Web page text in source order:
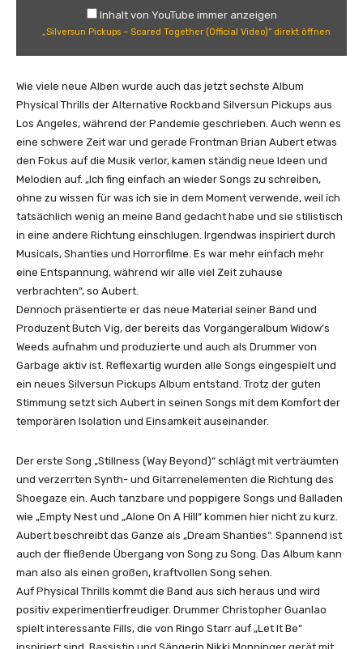
i
c
k
u
p
s
–
S
c
a
r
e
d
T
o
g
e
t
h
Inhalt von YouTube immer anzeigen
„Silversun Pickups – Scared Together (Official Video)“ direkt öffnen
Wie viele neue Alben wurde auch das jetzt sechste Album
Physical Thrills der Alternative Rockband Silversun Pickups aus
Los Angeles, während der Pandemie geschrieben. Auch wenn es
eine schwere Zeit war und gerade Frontman Brian Aubert etwas
den Fokus auf die Musik verlor, kamen ständig neue Ideen und
Melodien auf. „Ich fing einfach an wieder Songs zu schreiben,
ohne zu wissen für was ich sie in dem Moment verwende, weil ich
tatsächlich wenig an meine Band gedacht habe und sie stilistisch
in eine andere Richtung einschlugen. Irgendwas inspiriert durch
Musicals, Shanties und Horrorfilme. Es war mehr einfach mehr
eine Entspannung, während wir alle viel Zeit zuhause
verbrachten“, so Aubert.
Dennoch präsentierte er das neue Material seiner Band und
Produzent Butch Vig, der bereits das Vorgängeralbum Widow’s
Weeds aufnahm und produzierte und auch als Drummer von
Garbage aktiv ist. Reflexartig wurden alle Songs eingespielt und
ein neues Silversun Pickups Album entstand. Trotz der guten
Stimmung setzt sich Aubert in seinen Songs mit dem Komfort der
temporären Isolation und Einsamkeit auseinander.
Der erste Song „Stillness (Way Beyond)“ schlägt mit verträumten
und verzerrten Synth- und Gitarrenelementen die Richtung des
Shoegaze ein. Auch tanzbare und poppigere Songs und Balladen
wie „Empty Nest und „Alone On A Hill“ kommen hier nicht zu kurz.
Aubert beschreibt das Ganze als „Dream Shanties“. Spannend ist
auch der fließende Übergang von Song zu Song. Das Album kann
man also als einen großen, kraftvollen Song sehen.
Auf Physical Thrills kommt die Band aus sich heraus und wird
positiv experimentierfreudiger. Drummer Christopher Guanlao
spielt interessante Fills, die von Ringo Starr auf „Let It Be“